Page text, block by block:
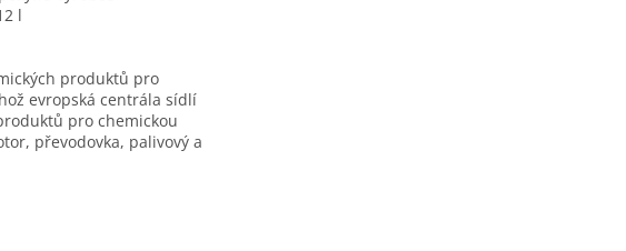
l
produktů pro
evropská centrála sídlí
pro chemickou
převodovka, palivový a